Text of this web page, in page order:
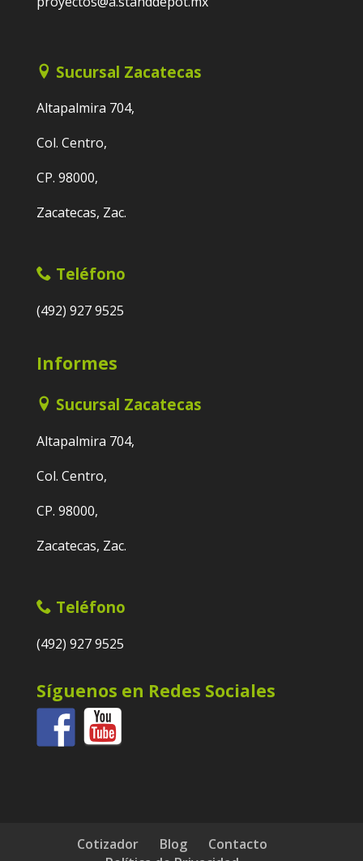
Sucursal Zacatecas
Altapalmira 704,
Col. Centro,
CP. 98000,
Zacatecas, Zac.
Teléfono
(492) 927 9525
Informes
Sucursal Zacatecas
Altapalmira 704,
Col. Centro,
CP. 98000,
Zacatecas, Zac.
Teléfono
(492) 927 9525
Síguenos en Redes Sociales
Cotizador Blog
Contacto